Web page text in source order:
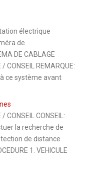
électrique
de
DE CABLAGE
CONSEIL REMARQUE:
ce système avant
CONSEIL CONSEIL:
la recherche de
de distance
1. VEHICULE